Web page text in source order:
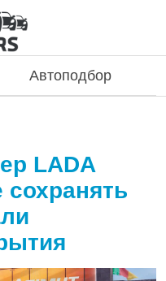
Автоподбор
LADA